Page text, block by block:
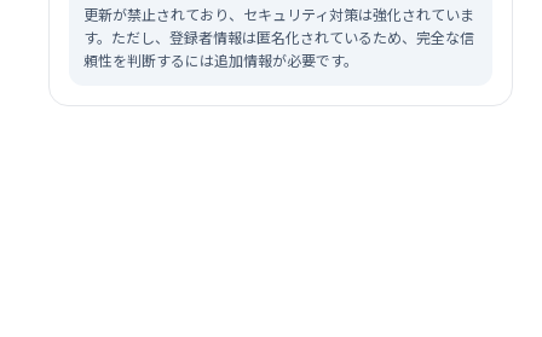
更新が禁止されており、セキュリティ対策は強化されていま
す。ただし、登録者情報は匿名化されているため、完全な信
頼性を判断するには追加情報が必要です。